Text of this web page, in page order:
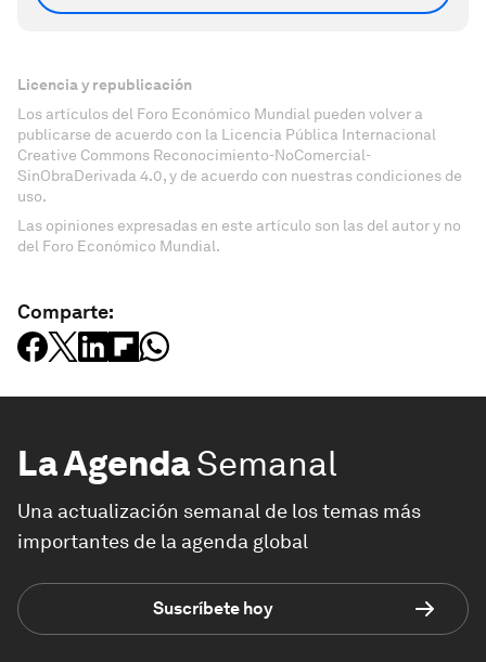
Licencia y republicación
Los artículos del Foro Económico Mundial pueden volver a
publicarse de acuerdo con la Licencia Pública Internacional
Creative Commons Reconocimiento-NoComercial-
SinObraDerivada 4.0, y de acuerdo con nuestras condiciones de
uso.
Las opiniones expresadas en este artículo son las del autor y no
del Foro Económico Mundial.
Comparte:
La AgendaSemanal
Una actualización semanal de los temas más
importantes de la agenda global
Suscríbete hoy